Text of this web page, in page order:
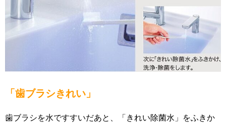
「歯ブラシきれい」
歯ブラシを水ですすいだあと、「きれい除菌水」をふきか